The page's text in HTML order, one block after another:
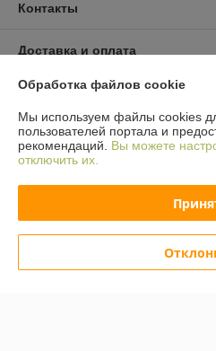
Контакты
Доставка и оплата
График работы
Полная версия сайта
Сайт создан на платформе
Обработка файлов cookie
Мы используем файлы cookies
пользователей портала и
рекомендаций. Вы можете
отключить их.